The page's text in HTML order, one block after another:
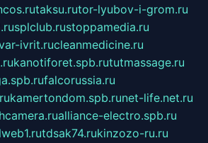
taksu.rutor-lyubov-i-grom.ru
splclub.rustoppamedia.ru
ivrit.rucleanmedicine.ru
kanotiforet.spb.rututmassage.ru
falcorussia.ru
kamertondom.spb.runet-life.net.ru
alliance-electro.spb.ru
tdsak74.rukinzozo-ru.ru